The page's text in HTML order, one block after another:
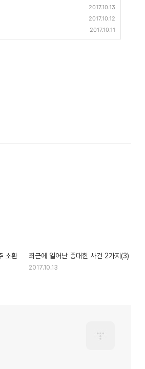
2017.10.13
2017.10.12
2017.10.11
소환 최근에 일어난 중대한 사건 2가지(3)
2017.10.13